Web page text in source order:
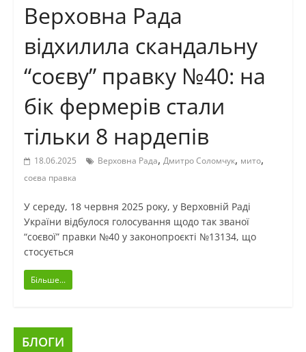
Верховна Рада
відхилила скандальну
“соєву” правку №40: на
бік фермерів стали
тільки 8 нардепів
18.06.2025 Верховна Рада, Дмитро Соломчук, мито,
соєва правка
У середу, 18 червня 2025 року, у Верховній Раді
України відбулося голосування щодо так званої
“соєвої” правки №40 у законопроєкті №13134, що
стосується
Більше...
БЛОГИ